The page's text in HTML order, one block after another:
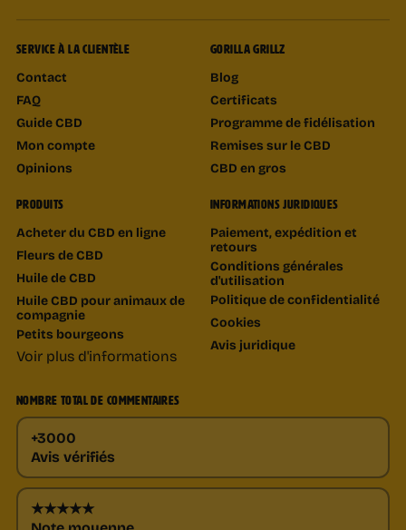
SERVICE À LA CLIENTÈLE
Contact
FAQ
Guide CBD
Mon compte
Opinions
GORILLA GRILLZ
Blog
Certificats
Programme de fidélisation
Remises sur le CBD
CBD en gros
PRODUITS
Acheter du CBD en ligne
Fleurs de CBD
Huile de CBD
Huile CBD pour animaux de
compagnie
Petits bourgeons
Voir plus d'informations
INFORMATIONS JURIDIQUES
Paiement, expédition et
retours
Conditions générales
d'utilisation
Politique de confidentialité
Cookies
Avis juridique
NOMBRE TOTAL DE COMMENTAIRES
+3000
Avis vérifiés
★★★★★